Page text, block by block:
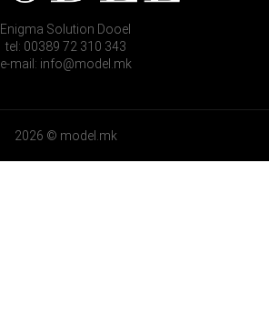
Enigma Solution Dooel
tel: 00389 72 310 343
e-mail: info@model.mk
2026 © model.mk